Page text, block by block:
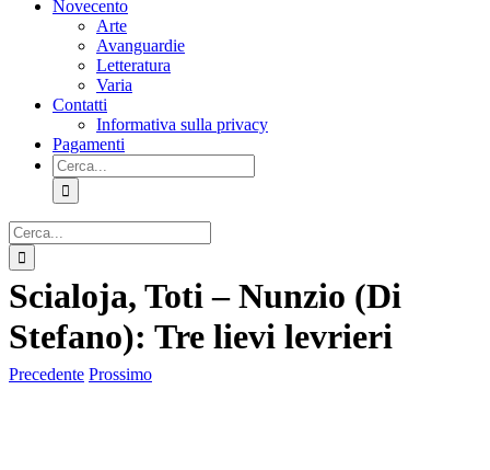
Novecento
Arte
Avanguardie
Letteratura
Varia
Contatti
Informativa sulla privacy
Pagamenti
Cerca
per:
Cerca
per:
Scialoja, Toti – Nunzio (Di
Stefano): Tre lievi levrieri
Precedente Prossimo